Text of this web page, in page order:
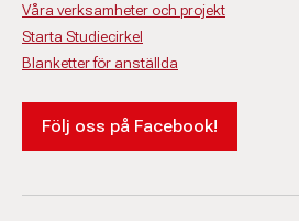
Våra verksamheter och projekt
Starta Studiecirkel
Blanketter för anställda
Följ oss på Facebook!